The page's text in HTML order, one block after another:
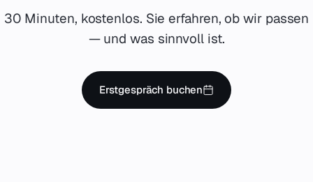
30 Minuten, kostenlos. Sie erfahren, ob wir passen
— und was sinnvoll ist.
Erstgespräch buchen